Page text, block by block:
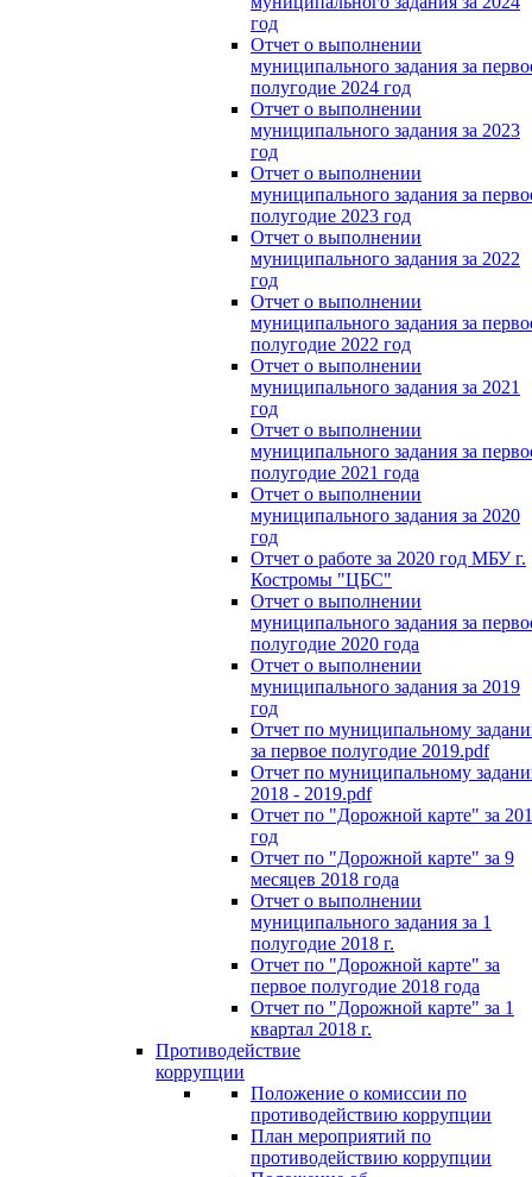
год
Отчет о выполнении
муниципального задания за
полугодие 2024 год
Отчет о выполнении
муниципального задания за 2023
год
Отчет о выполнении
муниципального задания за
полугодие 2023 год
Отчет о выполнении
муниципального задания за 2022
год
Отчет о выполнении
муниципального задания за
полугодие 2022 год
Отчет о выполнении
муниципального задания за 2021
год
Отчет о выполнении
муниципального задания за
полугодие 2021 года
Отчет о выполнении
муниципального задания за 2020
год
Отчет о работе за 2020 год МБУ г.
Костромы "ЦБС"
Отчет о выполнении
муниципального задания за
полугодие 2020 года
Отчет о выполнении
муниципального задания за 2019
год
Отчет по муниципальному
за первое полугодие 2019.pdf
Отчет по муниципальному
2018 - 2019.pdf
Отчет по "Дорожной карте" за
год
Отчет по "Дорожной карте" за 9
месяцев 2018 года
Отчет о выполнении
муниципального задания за 1
полугодие 2018 г.
Отчет по "Дорожной карте" за
первое полугодие 2018 года
Отчет по "Дорожной карте" за 1
квартал 2018 г.
Противодействие
коррупции
Положение о комиссии по
противодействию коррупции
План мероприятий по
противодействию коррупции